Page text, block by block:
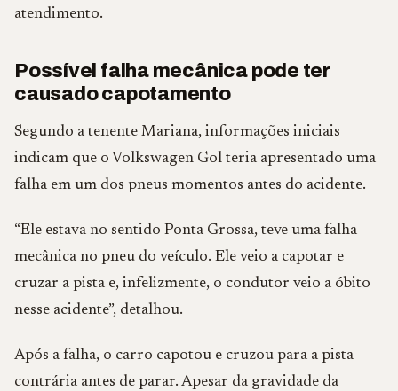
atendimento.
Possível falha mecânica pode ter
causado capotamento
Segundo a tenente Mariana, informações iniciais
indicam que o Volkswagen Gol teria apresentado uma
falha em um dos pneus momentos antes do acidente.
“Ele estava no sentido Ponta Grossa, teve uma falha
mecânica no pneu do veículo. Ele veio a capotar e
cruzar a pista e, infelizmente, o condutor veio a óbito
nesse acidente”, detalhou.
Após a falha, o carro capotou e cruzou para a pista
contrária antes de parar. Apesar da gravidade da